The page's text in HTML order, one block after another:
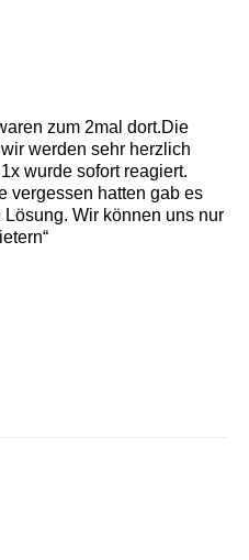
zum 2mal dort.Die
werden sehr herzlich
wurde sofort reagiert.
vergessen hatten gab es
Wir können uns nur